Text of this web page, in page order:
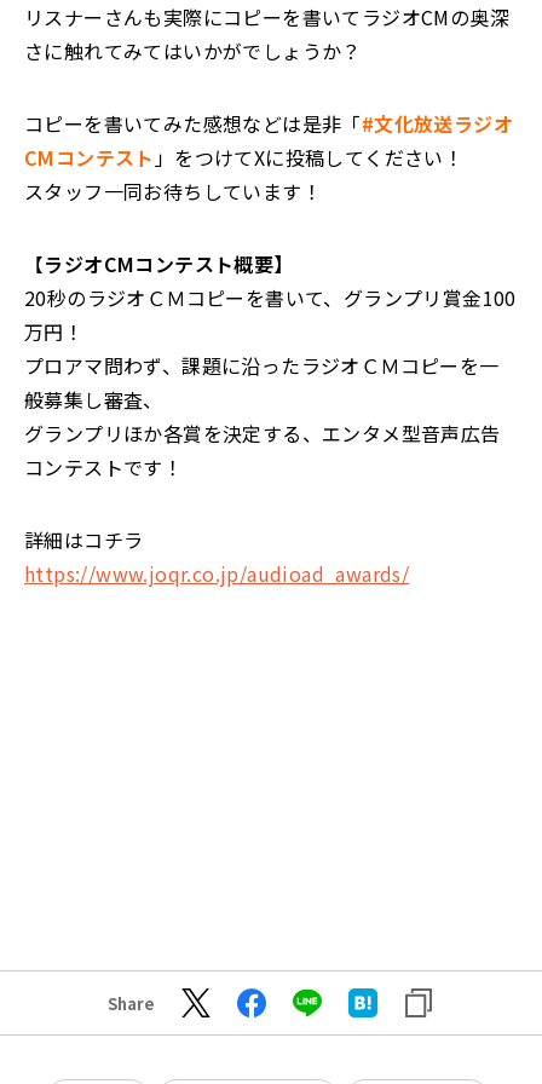
リスナーさんも実際にコピーを書いてラジオCMの奥深
さに触れてみてはいかがでしょうか？
コピーを書いてみた感想などは是非「#文化放送ラジオ
CMコンテスト」をつけてXに投稿してください！
スタッフ一同お待ちしています！
【ラジオCMコンテスト概要】
20秒のラジオＣＭコピーを書いて、グランプリ賞金100
万円！
プロアマ問わず、課題に沿ったラジオＣＭコピーを一
般募集し審査、
グランプリほか各賞を決定する、エンタメ型音声広告
コンテストです！
詳細はコチラ
https://www.joqr.co.jp/audioad_awards/
Share